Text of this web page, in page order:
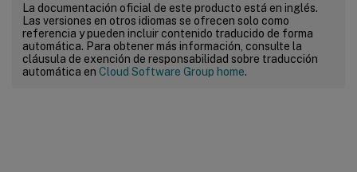
La documentación oficial de este producto está en inglés.
Las versiones en otros idiomas se ofrecen solo como
referencia y pueden incluir contenido traducido de forma
automática. Para obtener más información, consulte la
cláusula de exención de responsabilidad sobre traducción
automática en Cloud Software Group home.